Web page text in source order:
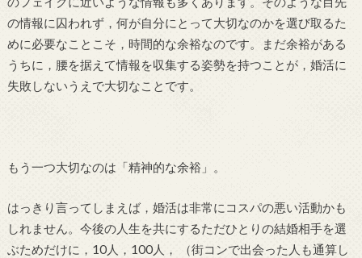
の情報に囚われず，何が自分にとって大切なのかを選び取るた
めに必要なことこそ，時間的な余裕なのです。まだ余裕がある
うちに，腰を据えて情報を収集する姿勢を持つことが，婚活に
失敗しないうえで大切なことです。
もう一つ大切なのは「精神的な余裕」。
はっきり言ってしまえば，婚活は非常にコスパの悪い活動かも
しれません。今後の人生を共にするただひとりの結婚相手を選
ぶためだけに，10人，100人， （街コンで出会った人も通算し